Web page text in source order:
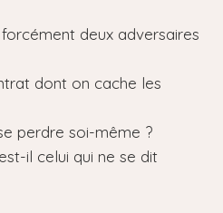
deux adversaires
dont on cache les
perdre soi-même ?
il celui qui ne se dit